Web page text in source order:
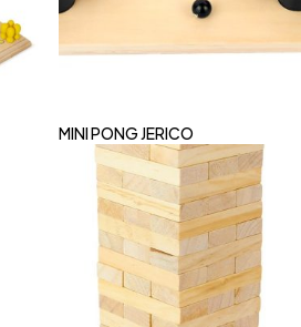
MINI PONG JERICO